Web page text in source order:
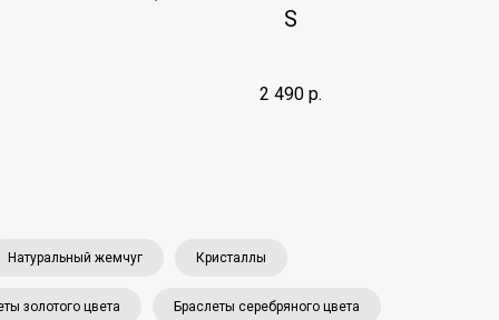
S
2 490 р.
Натуральный жемчуг Кристаллы
золотого цвета Браслеты серебряного цвета